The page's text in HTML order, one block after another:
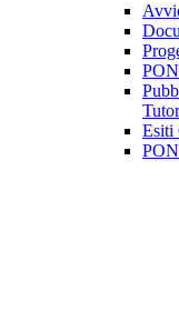
Esiti